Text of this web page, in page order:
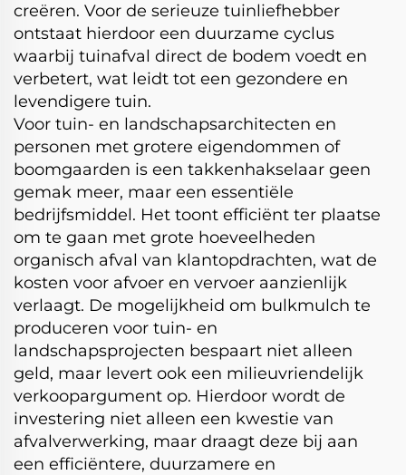
creëren. Voor de serieuze tuinliefhebber
ontstaat hierdoor een duurzame cyclus
waarbij tuinafval direct de bodem voedt en
verbetert, wat leidt tot een gezondere en
levendigere tuin.
Voor tuin- en landschapsarchitecten en
personen met grotere eigendommen of
boomgaarden is een takkenhakselaar geen
gemak meer, maar een essentiële
bedrijfsmiddel. Het toont efficiënt ter plaatse
om te gaan met grote hoeveelheden
organisch afval van klantopdrachten, wat de
kosten voor afvoer en vervoer aanzienlijk
verlaagt. De mogelijkheid om bulkmulch te
produceren voor tuin- en
landschapsprojecten bespaart niet alleen
geld, maar levert ook een milieuvriendelijk
verkoopargument op. Hierdoor wordt de
investering niet alleen een kwestie van
afvalverwerking, maar draagt deze bij aan
een efficiëntere, duurzamere en